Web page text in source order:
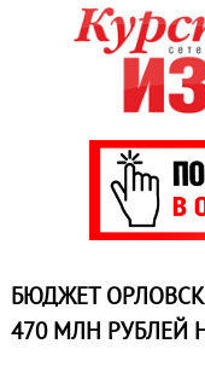
БЮДЖЕТ
470 МЛН РУБЛЕЙ